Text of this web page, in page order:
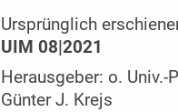
Ursprünglich
UIM 08|2021
Herausgeber: o. Univ.-
Günter J. Krejs